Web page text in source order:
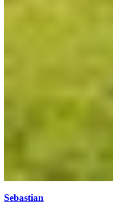
Sebastian